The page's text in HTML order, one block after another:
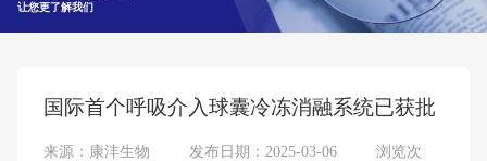
让您更了解我们
国际首个呼吸介入球囊冷冻消融系统已获批
来源：康沣生物 发布日期：2025-03-06
浏览次